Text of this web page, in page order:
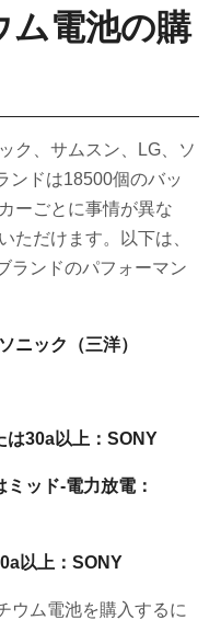
ム電池の購
ク、サムスン、LG、ソ
ンドは18500個のバッ
ーごとに事情が異な
ただけます。以下は、
ランドのパフォーマン
ニック（三洋）
は30a以上：SONY
ッド-電力放電：
以上：SONY
ウム電池を購入するに